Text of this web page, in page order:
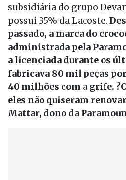
subsidiária do grupo
possui 35% da Lacoste.
passado, a marca do
administrada pela
a licenciada durante os
fabricava 80 mil peças
40 milhões com a grife.
eles não quiseram
Mattar, dono da